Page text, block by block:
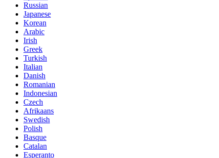
Russian
Japanese
Korean
Arabic
Irish
Greek
Turkish
Italian
Danish
Romanian
Indonesian
Czech
Afrikaans
Swedish
Polish
Basque
Catalan
Esperanto